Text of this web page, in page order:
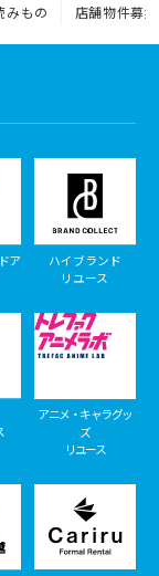
みもの 店舗物件募集
ア
ハイブランド
リユース
アニメ・キャラグッ
ズ
リユース